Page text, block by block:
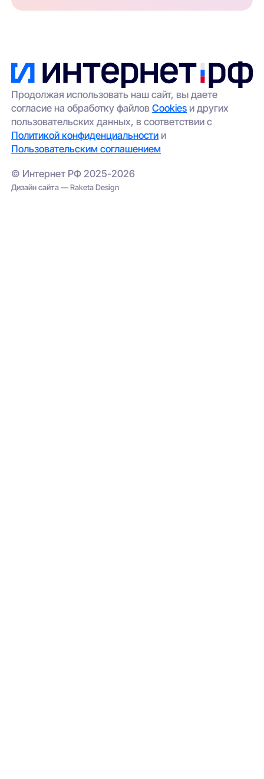
Продолжая использовать наш сайт, вы даете
согласие на обработку файловCookies и других
пользовательских данных, в соответствии с
Политикой конфиденциальности и
Пользовательским соглашением
© Интернет РФ 2025-2026
Дизайн сайта — Raketa Design